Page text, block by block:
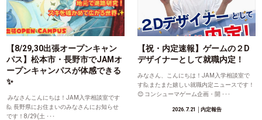
【8/29,30出張オープンキャン
パス】松本市・長野市でJAMオ
ープンキャンパスが体感できる
✨
みなさんこんにちは！JAM入学相談室です
🙋 長野県にお住まいのみなさんにお知らせ
です！8/29(土 ･･･
【祝・内定速報】ゲームの２D
デザイナーとして就職内定！
みなさん、こんにちは！JAM入学相談室で
す🙋またまた嬉しい就職内定ニュースです！
😊 コンシューマゲーム企画・開 ･･･
2026.7.21 │内定報告